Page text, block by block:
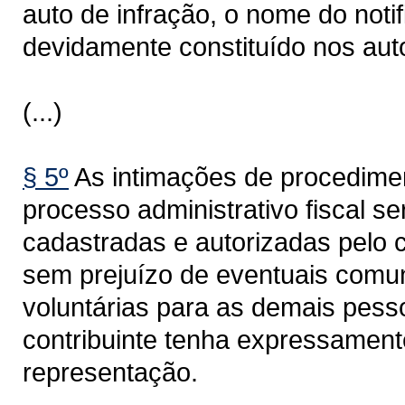
auto de infração, o nome do
devidamente constituído nos
(...)
§ 5ºAs intimações de
processo administrativo fiscal
cadastradas e autorizadas pelo
sem prejuízo de eventuais
voluntárias para as demais
contribuinte tenha
representação.